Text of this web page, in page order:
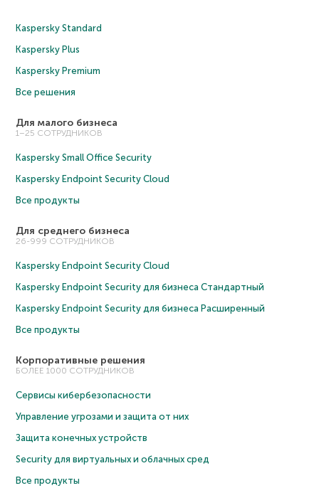
Kaspersky Standard
Kaspersky Plus
Kaspersky Premium
Все решения
Для малого бизнеса
1–25 СОТРУДНИКОВ
Kaspersky Small Office Security
Kaspersky Endpoint Security Cloud
Все продукты
Для среднего бизнеса
26-999 СОТРУДНИКОВ
Kaspersky Endpoint Security Cloud
Kaspersky Endpoint Security для бизнеса Cтандартный
Kaspersky Endpoint Security для бизнеса Расширенный
Все продукты
Корпоративные решения
БОЛЕЕ 1000 СОТРУДНИКОВ
Сервисы кибербезопасности
Управление угрозами и защита от них
Защита конечных устройств
Security для виртуальных и облачных сред
Все продукты